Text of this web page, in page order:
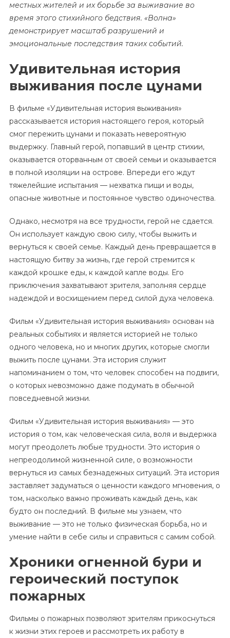
местных жителей и их борьбе за выживание во
время этого стихийного бедствия. «Волна»
демонстрирует масштаб разрушений и
эмоциональные последствия таких событий.
Удивительная история
выживания после цунами
В фильме «Удивительная история выживания»
рассказывается история настоящего героя, который
смог пережить цунами и показать невероятную
выдержку. Главный герой, попавший в центр стихии,
оказывается оторванным от своей семьи и оказывается
в полной изоляции на острове. Впереди его ждут
тяжелейшие испытания — нехватка пищи и воды,
опасные животные и постоянное чувство одиночества.
Однако, несмотря на все трудности, герой не сдается.
Он использует каждую свою силу, чтобы выжить и
вернуться к своей семье. Каждый день превращается в
настоящую битву за жизнь, где герой стремится к
каждой крошке еды, к каждой капле воды. Его
приключения захватывают зрителя, заполняя сердце
надеждой и восхищением перед силой духа человека.
Фильм «Удивительная история выживания» основан на
реальных событиях и является историей не только
одного человека, но и многих других, которые смогли
выжить после цунами. Эта история служит
напоминанием о том, что человек способен на подвиги,
о которых невозможно даже подумать в обычной
повседневной жизни.
Фильм «Удивительная история выживания» — это
история о том, как человеческая сила, воля и выдержка
могут преодолеть любые трудности. Это история о
непреодолимой жизненной силе, о возможности
вернуться из самых безнадежных ситуаций. Эта история
заставляет задуматься о ценности каждого мгновения, о
том, насколько важно проживать каждый день, как
будто он последний. В фильме мы узнаем, что
выживание — это не только физическая борьба, но и
умение найти в себе силы и справиться с самим собой.
Хроники огненной бури и
героический поступок
пожарных
Фильмы о пожарных позволяют зрителям прикоснуться
к жизни этих героев и рассмотреть их работу в